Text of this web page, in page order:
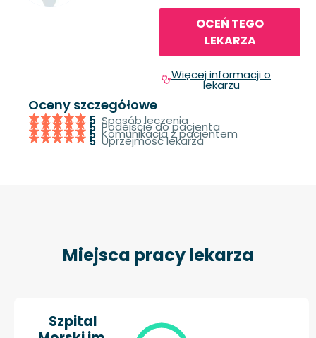
OCEŃ TEGO
LEKARZA
Więcej informacji o
lekarzu
Oceny szczegółowe
5 Sposób leczenia
5 Podejście do pacjenta
5 Komunikacja z pacjentem
5 Uprzejmość lekarza
Miejsca pracy lekarza
Szpital